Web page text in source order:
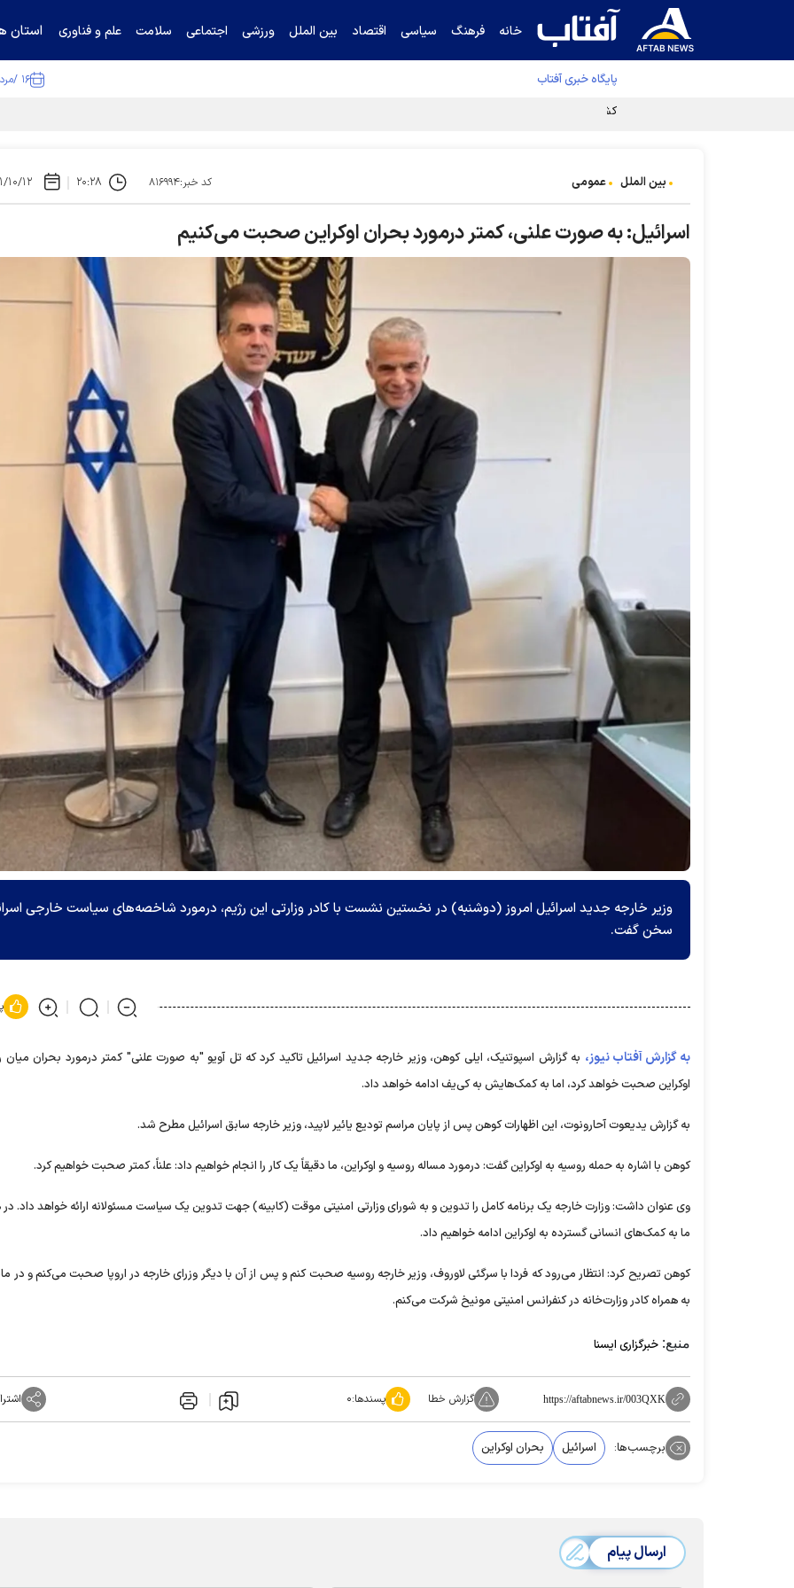
خانه فرهنگ سیاسی اقتصاد بین الملل ورزشی اجتماعی سلامت علم و فناوری استان
پایگاه خبری آفتاب ۱۶ /مرداد /۱۴۰۵
کشف مسیر توقف‌ناپذیری سلول‌های سرطانی
بین الملل عمومی کد خبر:۸۱۶۹۹۴ ۲۰:۲۸ ۱۴۰۱/
اسرائیل: به صورت علنی، کمتر درمورد بحران اوکراین صحبت می‌کنیم
وزیر خارجه جدید اسرائیل امروز (دوشنبه) در نخستین نشست با کادر وزارتی این رژیم، درمورد شاخصه‌های سیاست خارجی
سخن گفت.
به گزارش آفتاب نیوز، به گزارش اسپوتنیک، ایلی کوهن، وزیر خارجه جدید اسرائیل تاکید کرد که تل آویو "به صورت علنی" کمتر درمورد بحران میان
اوکراین صحبت خواهد کرد، اما به کمک‌هایش به کی‌یف ادامه خواهد داد.
به گزارش یدیعوت آحارونوت، این اظهارات کوهن پس از پایان مراسم تودیع یائیر لاپید، وزیر خارجه سابق اسرائیل مطرح شد.
کوهن با اشاره به حمله روسیه به اوکراین گفت: درمورد مساله روسیه و اوکراین، ما دقیقاً یک کار را انجام خواهیم داد: علناً، کمتر صحبت خواهیم کرد.
وی عنوان داشت: وزارت خارجه یک برنامه کامل را تدوین و به شورای وزارتی امنیتی موقت (کابینه) جهت تدوین یک سیاست مسئولانه ارائه خواهد داد. در
ما به کمک‌های انسانی گسترده به اوکراین ادامه خواهیم داد.
کوهن تصریح کرد: انتظار می‌رود که فردا با سرگئی لاوروف، وزیر خارجه روسیه صحبت کنم و پس از آن با دیگر وزرای خارجه در اروپا صحبت می‌کنم و در
به همراه کادر وزارت‌خانه در کنفرانس امنیتی مونیخ شرکت می‌کنم.
منبع: خبرگزاری ایسنا
https://aftabnews.ir/003QXK گزارش خطا پسندها:۰
برچسب‌ها: اسرائیل بحران اوکراین
ارسال پیام